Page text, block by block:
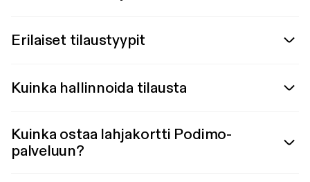
Erilaiset tilaustyypit
Kuinka hallinnoida tilausta
Kuinka ostaa lahjakortti Podimo-
palveluun?